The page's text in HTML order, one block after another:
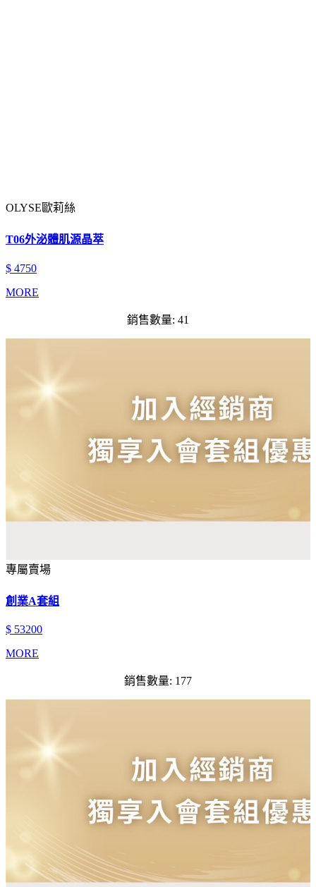
OLYSE歐莉絲
T06外泌體肌源晶萃
$ 4750
MORE
銷售數量: 41
專屬賣場
創業A套組
$ 53200
MORE
銷售數量: 177